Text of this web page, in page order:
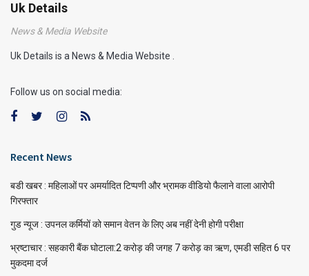
Uk Details
News & Media Website
Uk Details is a News & Media Website .
Follow us on social media:
Recent News
बडी खबर : महिलाओं पर अमर्यादित टिप्पणी और भ्रामक वीडियो फैलाने वाला आरोपी
गिरफ्तार
गुड न्यूज : उपनल कर्मियों को समान वेतन के लिए अब नहीं देनी होगी परीक्षा
भ्रष्टाचार : सहकारी बैंक घोटाला:2 करोड़ की जगह 7 करोड़ का ऋण, एमडी सहित 6 पर
मुकदमा दर्ज